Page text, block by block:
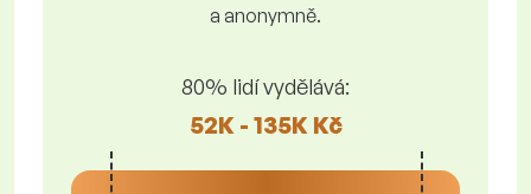
a anonymně.
80% lidí vydělává:
52K - 135K Kč